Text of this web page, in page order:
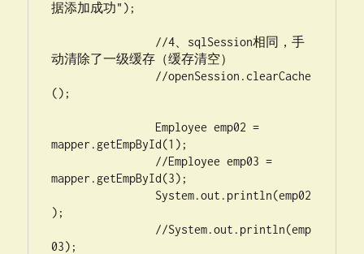
据添加成功");
动清除了一级缓存（缓存清空）
();
mapper.getEmpById(1);
mapper.getEmpById(3);
);
03);